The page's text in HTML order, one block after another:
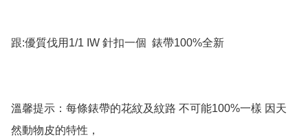
跟:優質伐用1/1 IW 針扣一個  錶帶100%全新
溫馨提示：每條錶帶的花紋及紋路 不可能100%一樣 因天
然動物皮的特性，